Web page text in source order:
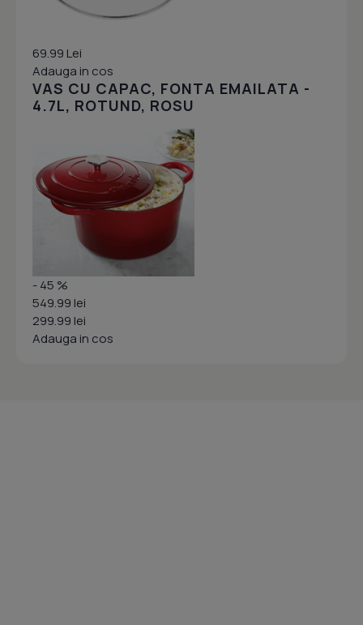
69.99 Lei
Adauga in cos
VAS CU CAPAC, FONTA EMAILATA -
4.7L, ROTUND, ROSU
- 45 %
549.99 lei
299.99 lei
Adauga in cos